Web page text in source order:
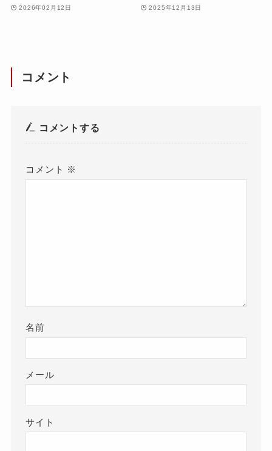
2026年02月12日 2025年12月13日
コメント
コメントする
コメント ※
名前
メール
サイト